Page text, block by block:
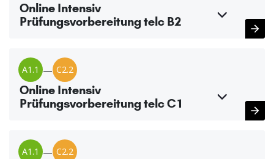
Online Intensiv
Prüfungsvorbereitung telc B2
A1.1 — C2.2
Online Intensiv
Prüfungsvorbereitung telc C1
A1.1 — C2.2